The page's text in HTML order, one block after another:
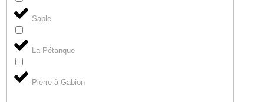
Sable
La Pétanque
Pierre à Gabion